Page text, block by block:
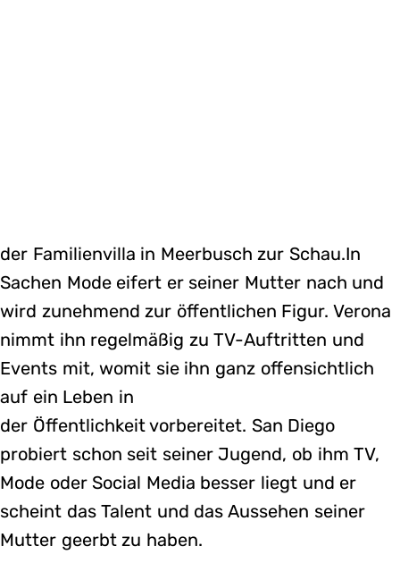
der Familienvilla in Meerbusch zur Schau.In
Sachen Mode eifert er seiner Mutter nach und
wird zunehmend zur öffentlichen Figur. Verona
nimmt ihn regelmäßig zu TV-Auftritten und
Events mit, womit sie ihn ganz offensichtlich
auf ein Leben in
der Öffentlichkeit vorbereitet. San Diego
probiert schon seit seiner Jugend, ob ihm TV,
Mode oder Social Media besser liegt und er
scheint das Talent und das Aussehen seiner
Mutter geerbt zu haben.